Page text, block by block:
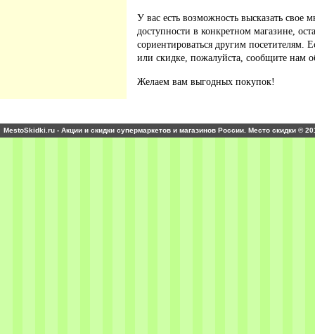
У вас есть возможность высказать свое
доступности в конкретном магазине,
сориентироваться другим
или скидке, пожалуйста, сообщите нам
Желаем вам выгодных покупок!
MestoSkidki.ru - Акции и скидки супермаркетов и магазинов России. Место скидки ©